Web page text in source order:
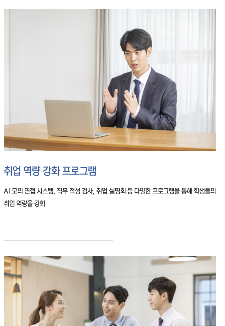
취업 역량 강화 프로그램
AI 모의 면접 시스템, 직무 적성 검사, 취업 설명회 등 다양한 프로그램을 통해 학생들의
취업 역량을 강화